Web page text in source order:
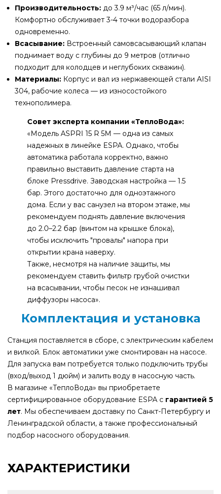
Производительность: до 3.9 м³/час (65 л/мин).
Комфортно обслуживает 3-4 точки водоразбора
одновременно.
Всасывание: Встроенный самовсасывающий клапан
поднимает воду с глубины до 9 метров (отлично
подходит для колодцев и неглубоких скважин).
Материалы: Корпус и вал из нержавеющей стали AISI
304, рабочие колеса — из износостойкого
технополимера.
Совет эксперта компании «ТеплоВода»:
«Модель ASPRI 15 R 5M — одна из самых
надежных в линейке ESPA. Однако, чтобы
автоматика работала корректно, важно
правильно выставить давление старта на
блоке Pressdrive. Заводская настройка — 1.5
бар. Этого достаточно для одноэтажного
дома. Если у вас санузел на втором этаже, мы
рекомендуем поднять давление включения
до 2.0–2.2 бар (винтом на крышке блока),
чтобы исключить "провалы" напора при
открытии крана наверху.
Также, несмотря на наличие защиты, мы
рекомендуем ставить фильтр грубой очистки
на всасывании, чтобы песок не изнашивал
диффузоры насоса».
Комплектация и установка
Станция поставляется в сборе, с электрическим кабелем
и вилкой. Блок автоматики уже смонтирован на насосе.
Для запуска вам потребуется только подключить трубы
(вход/выход 1 дюйм) и залить воду в насосную часть.
В магазине «ТеплоВода» вы приобретаете
сертифицированное оборудование ESPA с гарантией 5
лет. Мы обеспечиваем доставку по Санкт-Петербургу и
Ленинградской области, а также профессиональный
подбор насосного оборудования.
ХАРАКТЕРИСТИКИ